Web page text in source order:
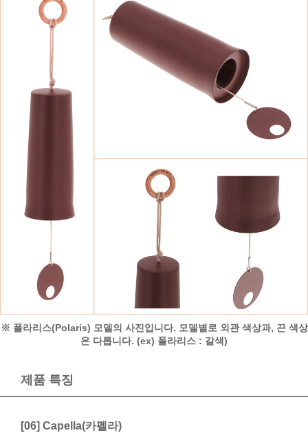
※ 폴라리스(Polaris) 모델의 사진입니다. 모델별로 외관 색상과, 끈 색상
은 다릅니다. (ex) 폴라리스 : 갈색)
제품 특징
[06] Capella(카펠라)